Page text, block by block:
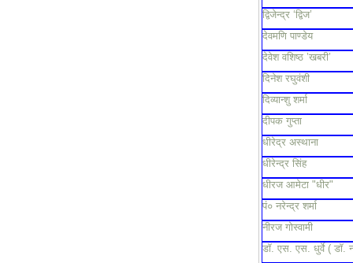
द्विजेन्द्र ‘द्विज’
देवमणि पाण्डेय
देवेश वशिष्ठ ’खबरी’
दिनेश रघुवंशी
दिव्यान्शु शर्मा
दीपक गुप्ता
धीरेद्र अस्थाना
धीरेन्द्र सिंह
धीरज आमेटा "धीर"
पं० नरेन्द्र शर्मा
नीरज गोस्वामी
डॉ. एस. एस. धुर्वे ( डॉ.